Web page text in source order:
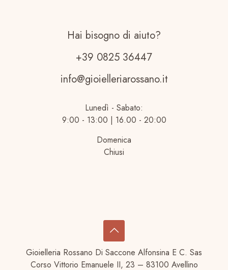
Hai bisogno di aiuto?
+39 0825 36447
info@gioielleriarossano.it
Lunedì - Sabato:
9:00 - 13:00 | 16.00 - 20:00
Domenica
Chiusi
Gioielleria Rossano Di Saccone Alfonsina E C. Sas
Corso Vittorio Emanuele II, 23 – 83100 Avellino